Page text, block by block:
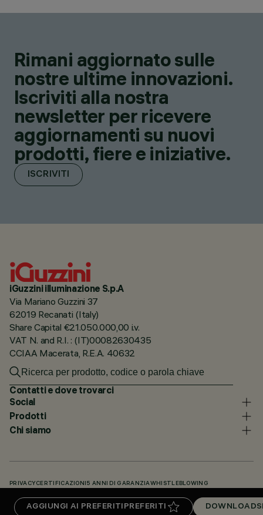
AGGIUNGI AI PREFERITI PREFERITI DOWNLOADS
Rimani aggiornato sulle
nostre ultime innovazioni.
Iscriviti alla nostra
newsletter per ricevere
aggiornamenti su nuovi
prodotti, fiere e iniziative.
ISCRIVITI
iGuzzini illuminazione S.p.A
Via Mariano Guzzini 37
62019 Recanati (Italy)
Share Capital €21.050.000,00 i.v.
VAT N. and R.I. : (IT)00082630435
CCIAA Macerata, R.E.A. 40632
Contatti e dove trovarci
Social
Prodotti
Chi siamo
PRIVACY CERTIFICAZIONI 5 ANNI DI GARANZIAWHISTLEBLOWING
KNOWLEDGE BASE (LOGIN NECESSARIO)DOWNLOADS